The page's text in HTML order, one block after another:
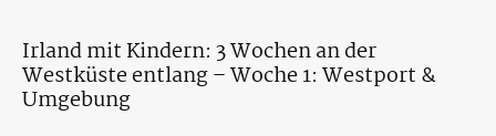
Irland mit Kindern: 3 Wochen an der
Westküste entlang – Woche 1: Westport &
Umgebung